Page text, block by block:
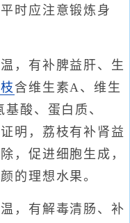
时应注意锻炼身
，有补脾益肝、生
含维生素A、维生
酸、蛋白质、
明，荔枝有补肾益
，促进细胞生成，
的理想水果。
，有解毒清肠、补